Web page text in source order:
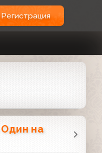
Регистрация
Один на